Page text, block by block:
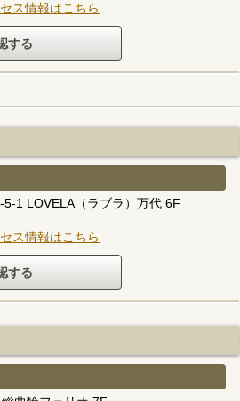
ス情報はこちら
1 LOVELA（ラブラ）万代 6F
ス情報はこちら